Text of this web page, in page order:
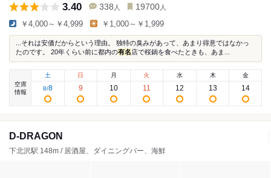
3.40 338 人 19700 人
￥4,000～￥4,999 ￥1,000～￥1,999
...それは安価だからという理由。 独特の臭みがあって、あまり得意ではなかっ
たのです。 20年くらい前に都内の有名店で桜鍋を食べたときも、あま...
空席
情報
土
8/8
日
9
月
10
火
11
水
12
木
13
金
14
D-DRAGON
下北沢駅 148m / 居酒屋、ダイニングバー、海鮮